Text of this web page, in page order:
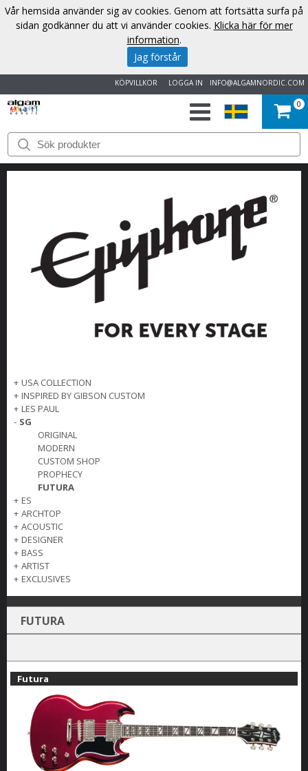
INFO@ALGAMNORDIC.COM
LOGGA IN
KÖPVILLKOR
START
VARUMÄRKEN
OM
OSS
KONTAKT
0
+ USA COLLECTION
+ INSPIRED BY GIBSON CUSTOM
+ LES PAUL
- SG
ORIGINAL
MODERN
CUSTOM SHOP
PROPHECY
FUTURA
+ ES
+ ARCHTOP
+ ACOUSTIC
+ DESIGNER
+ BASS
+ ARTIST
+ EXCLUSIVES
FUTURA
Futura
Vår hemsida använder sig av cookies. Genom att fortsätta surfa på
sidan godkänner du att vi använder cookies. Klicka här för mer
information.
Jag förstår